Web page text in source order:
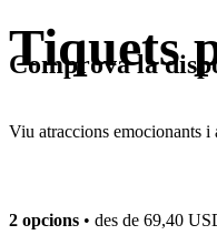
Tiquets
Viu atraccions emocionants i
Comprova la
2 opcions • des de 69,40